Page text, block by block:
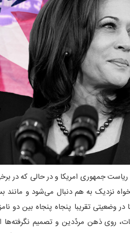
ریاست جمهوری امریکا و در حالی که در
نزدیک به هم دنبال می‌شود و مانند
در وضعیتی تقریبا پنجاه پنجاه بین
روی ذهن مردّدین و تصمیم